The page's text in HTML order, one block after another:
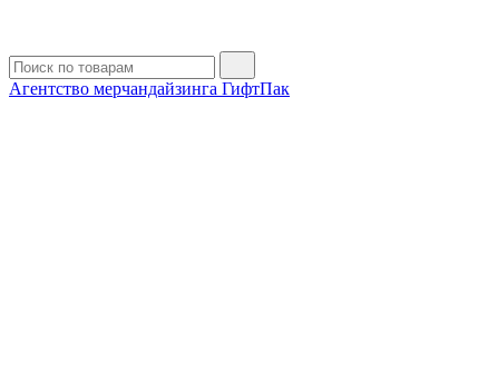
Агентство мерчандайзинга ГифтПак